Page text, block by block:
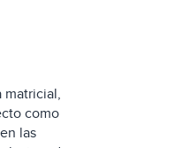
matricial,
como
las